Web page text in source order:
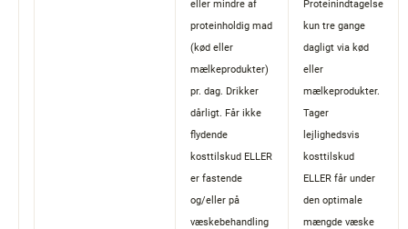
eller mindre af
proteinholdig mad
(kød eller
mælkeprodukter)
pr. dag. Drikker
dårligt. Får ikke
flydende
kosttilskud ELLER
er fastende
og/eller på
væskebehandling
Proteinindtagelse
kun tre gange
dagligt via kød
eller
mælkeprodukter.
Tager
lejlighedsvis
kosttilskud
ELLER får under
den optimale
mængde væske